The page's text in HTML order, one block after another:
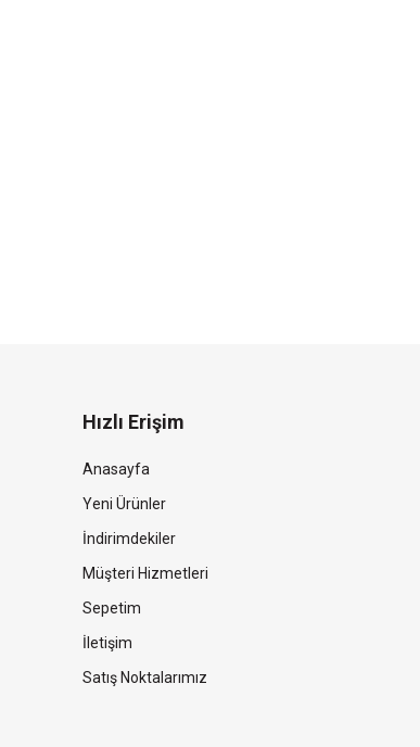
Hızlı Erişim
Anasayfa
Yeni Ürünler
İndirimdekiler
Müşteri Hizmetleri
Sepetim
İletişim
Satış Noktalarımız